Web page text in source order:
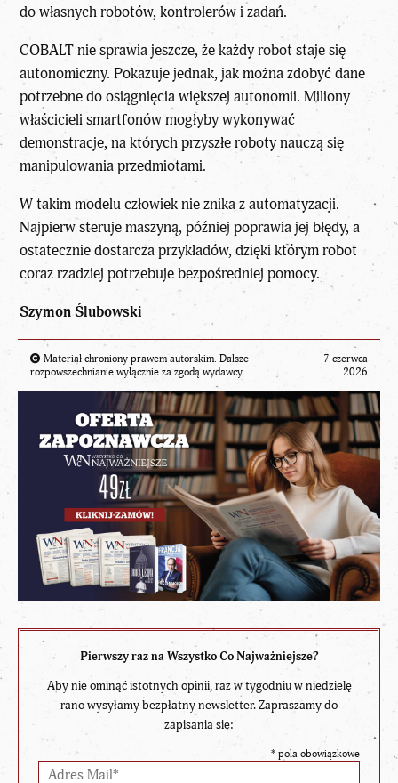
do własnych robotów, kontrolerów i zadań.
COBALT nie sprawia jeszcze, że każdy robot staje się
autonomiczny. Pokazuje jednak, jak można zdobyć dane
potrzebne do osiągnięcia większej autonomii. Miliony
właścicieli smartfonów mogłyby wykonywać
demonstracje, na których przyszłe roboty nauczą się
manipulowania przedmiotami.
W takim modelu człowiek nie znika z automatyzacji.
Najpierw steruje maszyną, później poprawia jej błędy, a
ostatecznie dostarcza przykładów, dzięki którym robot
coraz rzadziej potrzebuje bezpośredniej pomocy.
Szymon Ślubowski
Materiał chroniony prawem autorskim. Dalsze
rozpowszechnianie wyłącznie za zgodą wydawcy.
7 czerwca
2026
Pierwszy raz na Wszystko Co Najważniejsze?
Aby nie ominąć istotnych opinii, raz w tygodniu w niedzielę
rano wysyłamy bezpłatny newsletter. Zapraszamy do
zapisania się:
* pola obowiązkowe